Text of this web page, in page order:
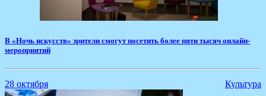
​В «Ночь искусств» зрители смогут посетить более пяти тысяч онлайн-
мероприятий
28 октября Культура